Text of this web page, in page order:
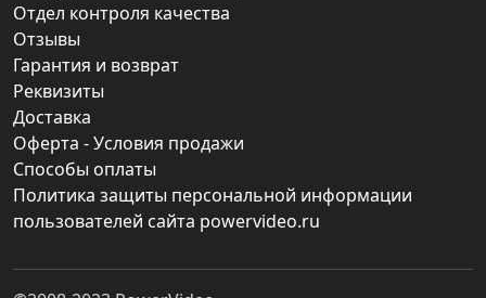
Отдел контроля качества
Отзывы
Гарантия и возврат
Реквизиты
Доставка
Оферта - Условия продажи
Способы оплаты
Политика защиты персональной информации
пользователей сайта powervideo.ru